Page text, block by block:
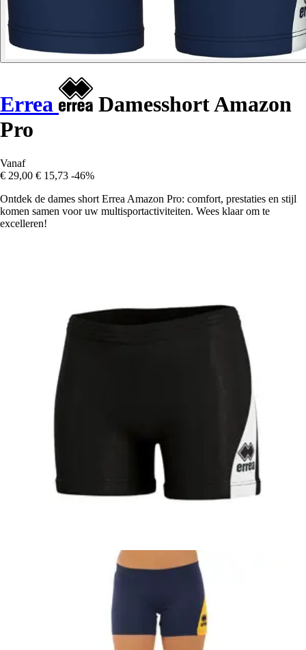
Errea
Damesshort Amazon
Pro
Vanaf
€ 29,00 € 15,73 -46%
Ontdek de dames short Errea Amazon Pro: comfort, prestaties en stijl
komen samen voor uw multisportactiviteiten. Wees klaar om te
excelleren!